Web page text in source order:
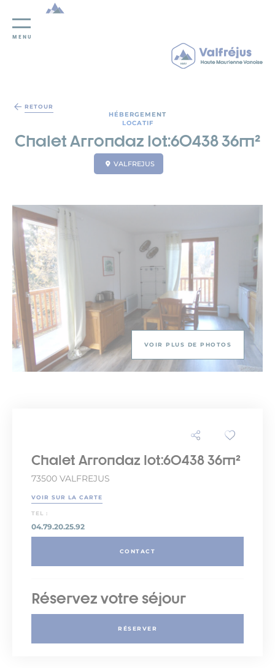
MENU
RETOUR
HÉBERGEMENT
LOCATIF
Chalet Arrondaz lot:60438 36m²
VALFREJUS
VOIR PLUS DE PHOTOS
Chalet Arrondaz lot:60438 36m²
73500 VALFREJUS
VOIR SUR LA CARTE
TEL :
04.79.20.25.92
CONTACT
Réservez votre séjour
RÉSERVER